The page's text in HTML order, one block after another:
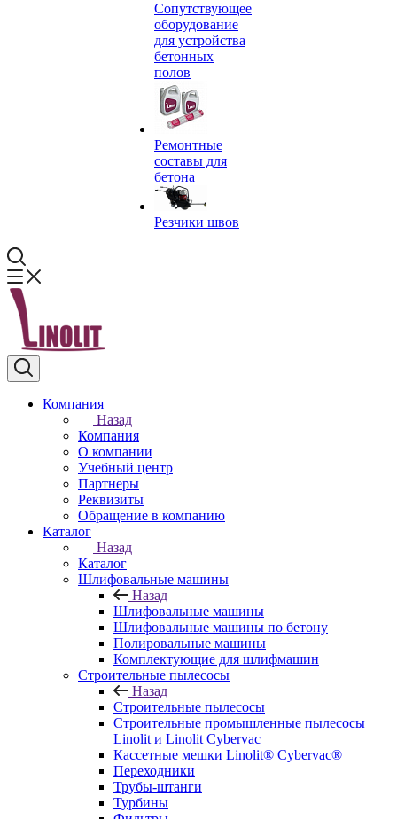
Сопутствующее
оборудование
для устройства
бетонных
полов
Ремонтные
составы для
бетона
Резчики швов
Компания
Назад
Компания
О компании
Учебный центр
Партнеры
Реквизиты
Обращение в компанию
Каталог
Назад
Каталог
Шлифовальные машины
Назад
Шлифовальные машины
Шлифовальные машины по бетону
Полировальные машины
Комплектующие для шлифмашин
Строительные пылесосы
Назад
Строительные пылесосы
Строительные промышленные пылесосы
Linolit и Linolit Cybervac
Кассетные мешки Linolit® Cybervac®
Переходники
Трубы-штанги
Турбины